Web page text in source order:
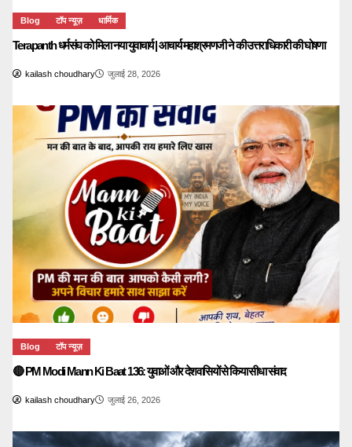
Blog टॉप न्यूज़ धार्मिक
Terapanth धर्मसंघ को मिला नया युवाचार्य | आचार्य महाश्रमणजी ने की उत्तराधिकारी की घोषणा
kailash choudhary जुलाई 28, 2026
Blog टॉप न्यूज़
🔴 PM Modi Mann Ki Baat 136: युवाओं और देशवासियों से किया सीधा संवाद
kailash choudhary जुलाई 26, 2026